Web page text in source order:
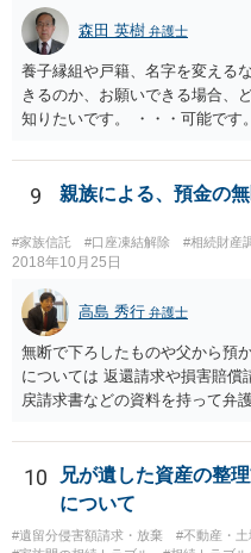
森田 英樹 弁護士
養子縁組や戸籍、名字を変える
きるのか、お願いできる場合、
知りたいです。 ・・・可能で
ています。 やはり、成人した子
の事だけ考えるべきなのでしょ
い解決案があればお悩みになる
と親子関係を結びたいと思って
子縁組の必要があり 氏も変更
しているとは言え、自分の子と
望。もちろん私もそうできれば
るいは 遺言書などで その意
士に相談してみてください。
9 親族による、預金の
#家族信託 #口座凍結解除 #相続財産
2018年10月25日
高島 秀行 弁護士
無断で下ろしたものや父から預
については 返還請求や損害賠
戻請求書などの資料を持って弁
10
兄が遺した資産の整
について
#遺留分侵害額請求・放棄 #不動産・